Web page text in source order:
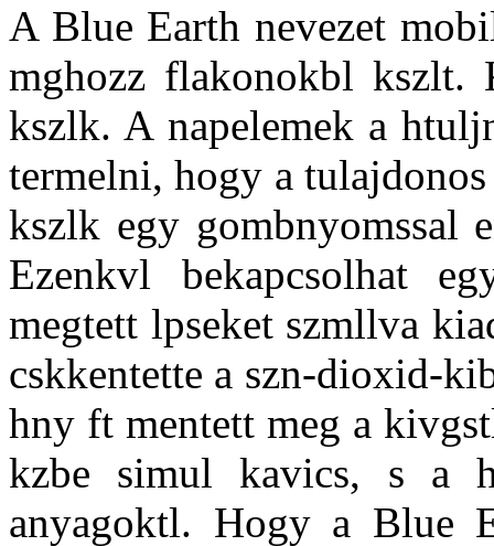
A Blue Earth nevezet
mghozz flakonokbl kszlt.
kszlk. A napelemek a
termelni, hogy a
kszlk egy gombnyomssal
Ezenkvl bekapcsolhat
megtett lpseket szmllva
cskkentette a szn-dioxid-
hny ft mentett meg a
kzbe simul kavics, s a
anyagoktl. Hogy a Blue